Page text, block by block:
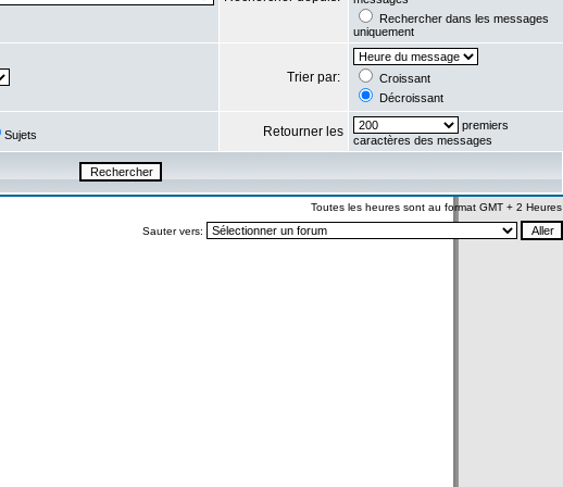
Rechercher dans les messages
uniquement
Trier par:
Croissant
Décroissant
Sujets Retourner les
premiers
caractères des messages
Toutes les heures sont au format GMT + 2 Heures
Sauter vers: